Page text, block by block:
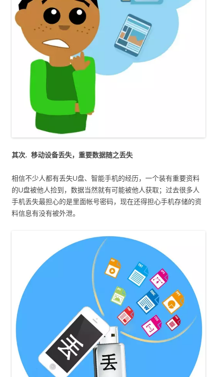
其次. 移动设备丢失，重要数据随之丢失
相信不少人都有丢失U盘、智能手机的经历，一个装有重要资料
的U盘被他人捡到，数据当然就有可能被他人获取；过去很多人
手机丢失最担心的是里面帐号密码，现在还得担心手机存储的资
料信息有没有被外泄。